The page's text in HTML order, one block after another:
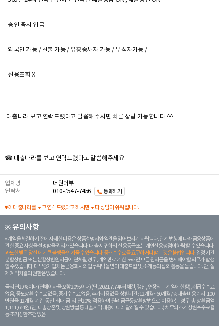
- 승인 즉시 입금
- 외국인 가능 / 신불 가능 / 유흥종사자 가능 / 무직자가능 /
- 신용조회 X
대출나라 보고 연락드렸다고 말씀해주시면 빠른 상담 가능합니다 ^^
☎ 대출나라를 보고 연락드렸다고 말씀해주세요
업체명
더원대부
연락처
010-7547-7456 통화하기
대출나라를 보고 연락드렸다고 하시면 보다 상담이 쉬워집니다.
※ 유의사항
계약을 체결하기 전에 자세한 내용은 상품설명서와 약관을 읽어보시기 바랍니다. 관계 법령에 따라 금융상품에
관한 중요 사항을 설명받을 권리가 있습니다. 대 출 시 귀하의 신용등급 또는 개인신용평점이 하락할 수 있습니다.
과도한 빚은 당신 에게 큰 불행을 안겨줄 수 있습니다. 중개수수료를 요구하거나 받는 것은 불법입니다. 일정 기간
분할상환금 또는 분할상환원리금이 연체될 경우, 계약만료 기한 도래전 모든 원리금을 변제해야할 의무가 발생
할 수 있습니다. 대부중개업체는 금융회사의 업무위탁을 받아 대출모집 및 소개 등의 섭외 활동을 돕습니다. 단, 실
제 계약체결의 권한은 없습니다.
금리 연20% 이내 (연체이자율 포함 20% 이내) (단, 2021. 7. 7부터 체결, 갱신, 연장되는 계 약에 한함), 취급수수료
없음, 중도상환 수수료 없음, 중개수수료 없음, 추가비용 없음. 상환기간 : 12개월 ~ 60개월 / 총 대출 비용 예시 : 100
만원을 12개월 기간 동안 최대 금 리 연20% 적용하여 원리금균등상환방법으로 이용하는 경우 총 상환금액
1,111,614원 (단, 대출상품 및 상환방법 등 대출계약 내용에 따라 달라질 수 있습니다.) 채무의 조기 상환수수료율
등 조기상환조건 없음.